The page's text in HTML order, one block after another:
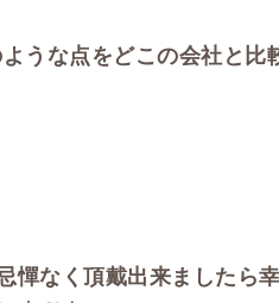
うな点をどこの会社と比
なく頂戴出来ましたら幸